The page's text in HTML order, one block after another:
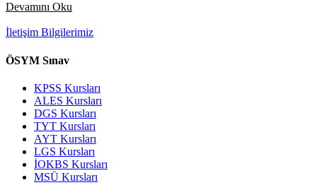
Devamını Oku
İletişim Bilgilerimiz
ÖSYM Sınav
KPSS Kursları
ALES Kursları
DGS Kursları
TYT Kursları
AYT Kursları
LGS Kursları
İOKBS Kursları
MSÜ Kursları